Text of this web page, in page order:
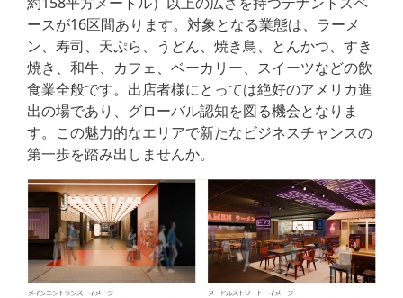
ースが16区間あります。対象となる業態は、ラーメ
ン、寿司、天ぷら、うどん、焼き鳥、とんかつ、すき
焼き、和牛、カフェ、ベーカリー、スイーツなどの飲
食業全般です。出店者様にとっては絶好のアメリカ進
出の場であり、グローバル認知を図る機会となりま
す。この魅力的なエリアで新たなビジネスチャンスの
第一歩を踏み出しませんか。